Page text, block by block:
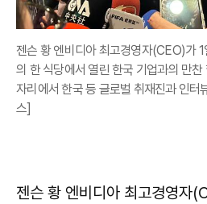
젠슨 황 엔비디아 최고경영자(CEO)가 1
의 한 식당에서 열린 한국 기업과의 만
자리에서 한국 등 글로벌 취재진과 인
스]
젠슨 황 엔비디아 최고경영자